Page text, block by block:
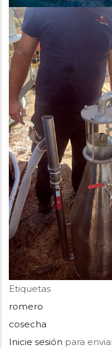
Etiquetas
romero
cosecha
Inicie sesión para